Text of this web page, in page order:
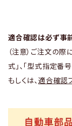
適合確認は必ず事
（注意）ご注文の際
式」、「型式指定番
もしくは、 適合確認